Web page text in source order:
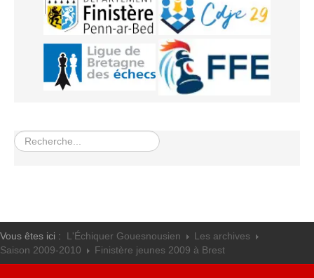
Rechercher
Vous êtes ici : L'Échiquer Gouesnousien
Les archives
Saison 2009-2010
Finistère jeunes 2009 à Brest